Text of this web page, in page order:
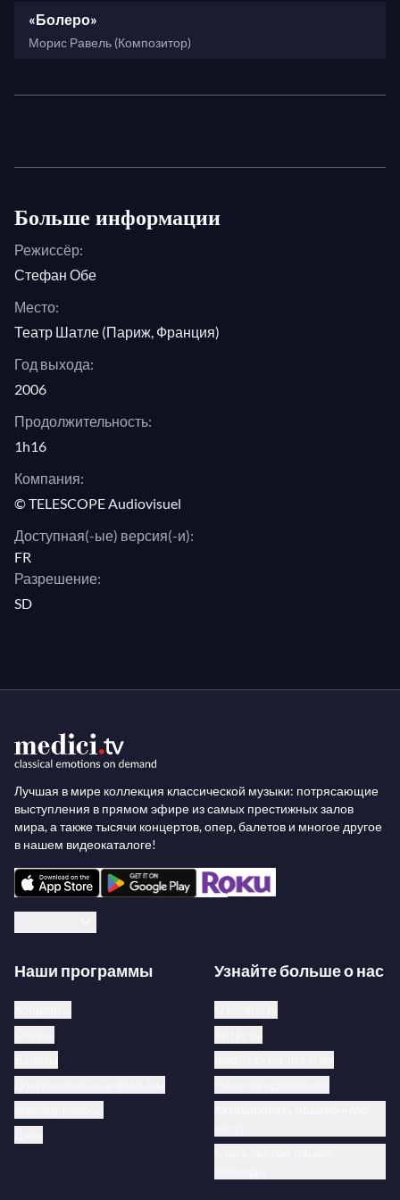
дирижеров Зигель с юмором деконструирует
симфонические шедевры западной классической
как фундаментальные, так и сложные вопросы.
«Болеро»
Морис Равель (Композитор)
Больше информации
Режиссёр:
Стефан Обе
Место:
Театр Шатле (Париж, Франция)
Год выхода:
2006
Продолжительность:
1h16
Компания:
© TELESCOPE Audiovisuel
Доступная(-ые) версия(-и):
FR
Разрешение:
SD
Лучшая в мире коллекция классической музыки: потрясающие
выступления в прямом эфире из самых престижных залов
мира, а также тысячи концертов, опер, балетов и многое другое
в нашем видеокаталоге!
Наши программы Узнайте больше о нас